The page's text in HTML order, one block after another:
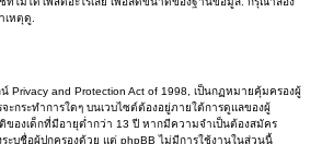
หตุดู.
Privacy and Protection Act of 1998, เป็นกฏหมายคุ้มครองผู้
ะกระทำการใดๆ บนเวบไซต์ต้องอยู่ภายใต้การดูแลของผู้
ของเด็กที่มีอายุต่ำกว่า 13 ปี หากมีความจำเป็นต้องสมัคร
ะบุชื่อผู้ปกครองด้วย แต่ phpBB ไม่มีการใช้งานในส่วนนี้